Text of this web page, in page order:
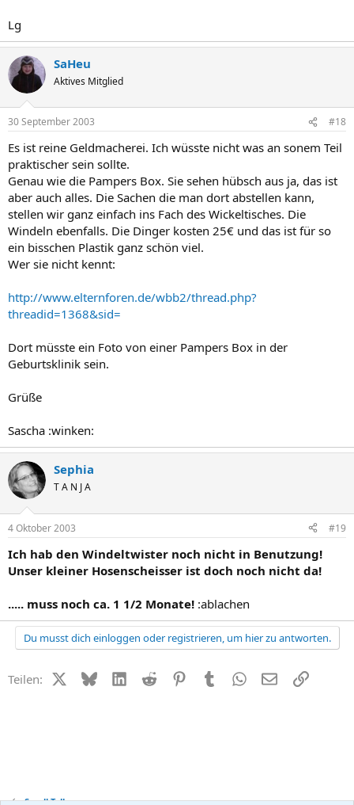
Lg
SaHeu
Aktives Mitglied
30 September 2003 #18
Es ist reine Geldmacherei. Ich wüsste nicht was an sonem Teil
praktischer sein sollte.
Genau wie die Pampers Box. Sie sehen hübsch aus ja, das ist
aber auch alles. Die Sachen die man dort abstellen kann,
stellen wir ganz einfach ins Fach des Wickeltisches. Die
Windeln ebenfalls. Die Dinger kosten 25€ und das ist für so
ein bisschen Plastik ganz schön viel.
Wer sie nicht kennt:
http://www.elternforen.de/wbb2/thread.php?
threadid=1368&sid=
Dort müsste ein Foto von einer Pampers Box in der
Geburtsklinik sein.
Grüße
Sascha :winken:
Sephia
T A N J A
4 Oktober 2003 #19
Ich hab den Windeltwister noch nicht in Benutzung!
Unser kleiner Hosenscheisser ist doch noch nicht da!
..... muss noch ca. 1 1/2 Monate! :ablachen
Du musst dich einloggen oder registrieren, um hier zu antworten.
Teilen: X (Twitter)
BlueskyLinkedIn
Reddit PinterestTumblr WhatsApp
E-MailLink
Small Talk